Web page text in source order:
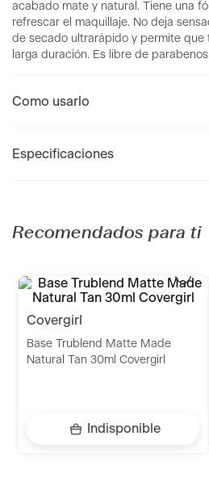
acabado mate y natural. Tiene una
refrescar el maquillaje. No deja
de secado ultrarápido y permite que
larga duración. Es libre de
Como usarlo
Especificaciones
Recomendados para ti